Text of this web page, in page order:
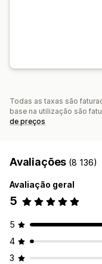
Todas as taxas são
base na utilização são
de preços
Avaliações (8 136)
Avaliação geral
5
5
4
3